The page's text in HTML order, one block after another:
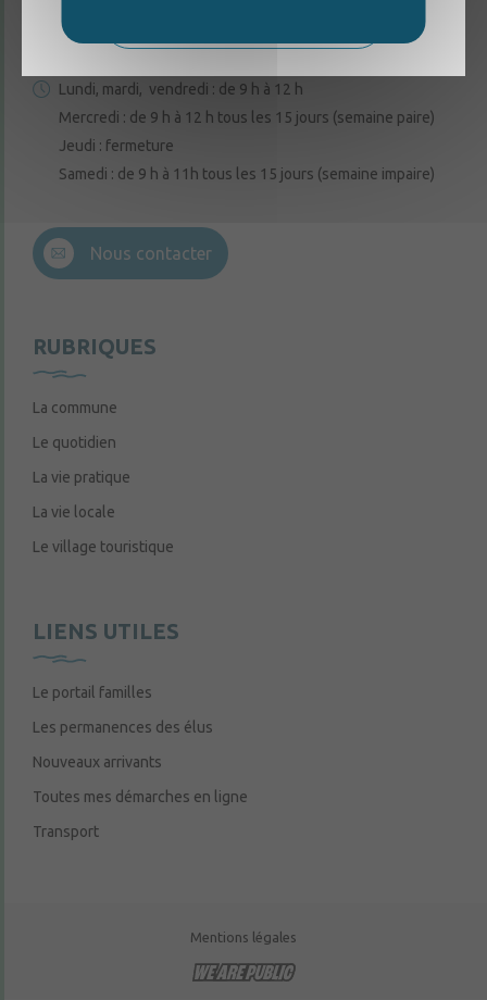
02 41 95 32 15
Lundi, mardi, vendredi : de 9 h à 12 h
Mercredi : de 9 h à 12 h tous les 15 jours (semaine paire)
Jeudi : fermeture
Samedi : de 9 h à 11h tous les 15 jours (semaine impaire)
Nous contacter
RUBRIQUES
La commune
Le quotidien
La vie pratique
La vie locale
Le village touristique
LIENS UTILES
Le portail familles
Les permanences des élus
Nouveaux arrivants
Toutes mes démarches en ligne
Transport
Mentions légales